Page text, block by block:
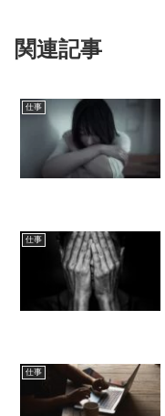
関連記事
仕事
仕事
仕事